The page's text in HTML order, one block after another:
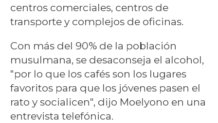
centros comerciales, centros de
transporte y complejos de oficinas.
Con más del 90% de la población
musulmana, se desaconseja el alcohol,
"por lo que los cafés son los lugares
favoritos para que los jóvenes pasen el
rato y socialicen", dijo Moelyono en una
entrevista telefónica.